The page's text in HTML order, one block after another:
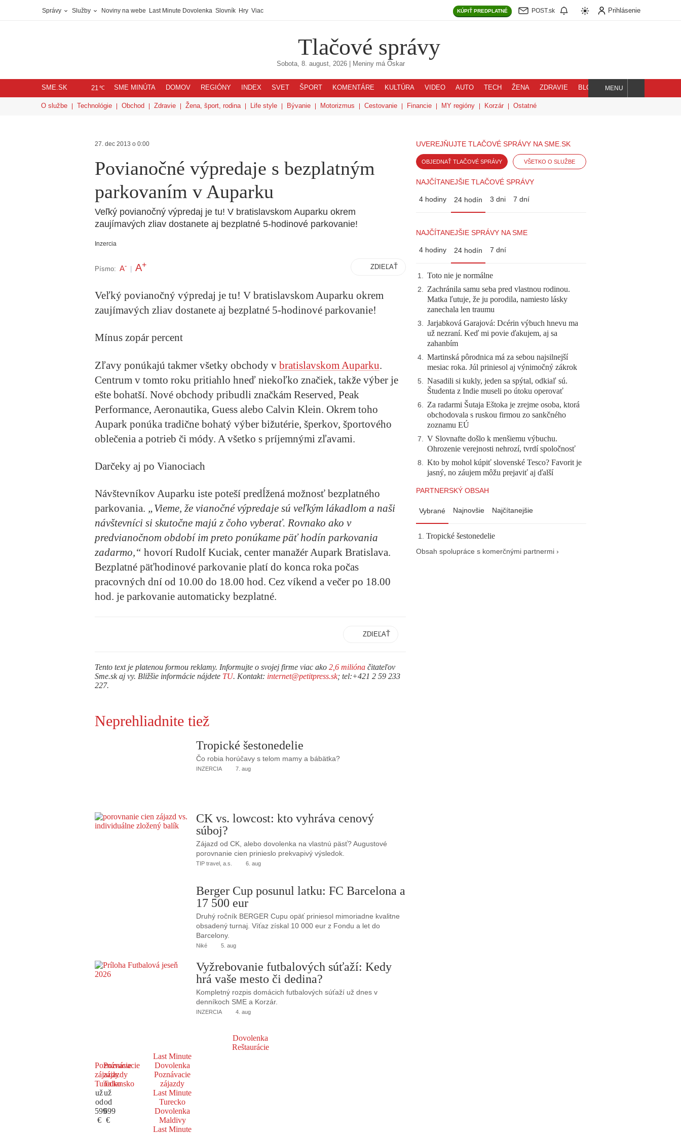
Správy Služby Noviny na webe Last Minute Dovolenka Slovník Hry Viac KÚPIŤ PREDPLATNÉ POST.sk Prihlásenie
Tlačové správy
Sobota, 8. august, 2026| Meniny má Oskar
SME.SK 21℃ SME MINÚTA DOMOV REGIÓNY INDEX SVET ŠPORT KOMENTÁRE KULTÚRA VIDEO AUTO TECH ŽENA ZDRAVIE BLOG
Hľadaj
MENU
O službe Technológie Obchod Zdravie Žena, šport, rodina Life style Bývanie Motorizmus Cestovanie Financie MY regióny Korzár Ostatné
27. dec 2013 o 0:00
Povianočné výpredaje s bezplatným
parkovaním v Auparku
Veľký povianočný výpredaj je tu! V bratislavskom Auparku okrem
zaujímavých zliav dostanete aj bezplatné 5-hodinové parkovanie!
Inzercia
Písmo: A- A+ ZDIEĽAŤ
Veľký povianočný výpredaj je tu! V bratislavskom Auparku okrem
zaujímavých zliav dostanete aj bezplatné 5-hodinové parkovanie!
Mínus zopár percent
Zľavy ponúkajú takmer všetky obchody v bratislavskom Auparku.
Centrum v tomto roku pritiahlo hneď niekoľko značiek, takže výber je
ešte bohatší. Nové obchody pribudli značkám Reserved, Peak
Performance, Aeronautika, Guess alebo Calvin Klein. Okrem toho
Aupark ponúka tradične bohatý výber bižutérie, šperkov, športového
oblečenia a potrieb či módy. A všetko s príjemnými zľavami.
Darčeky aj po Vianociach
Návštevníkov Auparku iste poteší predĺžená možnosť bezplatného
parkovania. „Vieme, že vianočné výpredaje sú veľkým lákadlom a naši
návštevníci si skutočne majú z čoho vyberať. Rovnako ako v
predvianočnom období im preto ponúkame päť hodín parkovania
zadarmo,“ hovorí Rudolf Kuciak, center manažér Aupark Bratislava.
Bezplatné päťhodinové parkovanie platí do konca roka počas
pracovných dní od 10.00 do 18.00 hod. Cez víkend a večer po 18.00
hod. je parkovanie automaticky bezplatné.
ZDIEĽAŤ
Tento text je platenou formou reklamy. Informujte o svojej firme viac ako 2,6 milióna čitateľov
Sme.sk aj vy. Bližšie informácie nájdete TU. Kontakt: internet@petitpress.sk; tel:+421 2 59 233
227.
UVEREJŇUJTE TLAČOVÉ SPRÁVY NA SME.SK
OBJEDNAŤ TLAČOVÉ SPRÁVY VŠETKO O SLUŽBE
NAJČÍTANEJŠIE TLAČOVÉ SPRÁVY
4 hodiny 24 hodín 3 dni 7 dní
NAJČÍTANEJŠIE SPRÁVY NA SME
4 hodiny 24 hodín 7 dní
1. Toto nie je normálne
2. Zachránila samu seba pred vlastnou rodinou.
Matka ľutuje, že ju porodila, namiesto lásky
zanechala len traumu
3. Jarjabková Garajová: Dcérin výbuch hnevu ma
už nezraní. Keď mi povie ďakujem, aj sa
zahanbím
4. Martinská pôrodnica má za sebou najsilnejší
mesiac roka. Júl priniesol aj výnimočný zákrok
5. Nasadili si kukly, jeden sa spýtal, odkiaľ sú.
Študenta z Indie museli po útoku operovať
6. Za radarmi Šutaja Eštoka je zrejme osoba, ktorá
obchodovala s ruskou firmou zo sankčného
zoznamu EÚ
7. V Slovnafte došlo k menšiemu výbuchu.
Ohrozenie verejnosti nehrozí, tvrdí spoločnosť
8. Kto by mohol kúpiť slovenské Tesco? Favorit je
jasný, no záujem môžu prejaviť aj ďalší
PARTNERSKÝ OBSAH
Vybrané Najnovšie Najčítanejšie
Tropické šestonedelie
Obsah spolupráce s komerčnými partnermi ›
Neprehliadnite tiež
Tropické šestonedelie
Čo robia horúčavy s telom mamy a bábätka?
INZERCIA 7. aug
CK vs. lowcost: kto vyhráva cenový
súboj?
Zájazd od CK, alebo dovolenka na vlastnú päsť? Augustové
porovnanie cien prinieslo prekvapivý výsledok.
TIP travel, a.s. 6. aug
Berger Cup posunul latku: FC Barcelona a
17 500 eur
Druhý ročník BERGER Cupu opäť priniesol mimoriadne kvalitne
obsadený turnaj. Víťaz získal 10 000 eur z Fondu a let do
Barcelony.
Niké 5. aug
Vyžrebovanie futbalových súťaží: Kedy
hrá vaše mesto či dedina?
Kompletný rozpis domácich futbalových súťaží už dnes v
denníkoch SME a Korzár.
INZERCIA 4. aug
Dovolenka
Reštaurácie
Poznávacie
zájazdy
Turecko
už
od
599
€
Poznávacie
zájazdy
Taliansko
už
od
699
€
Last Minute
Dovolenka
Poznávacie
zájazdy
Last Minute
Turecko
Dovolenka
Maldivy
Last Minute